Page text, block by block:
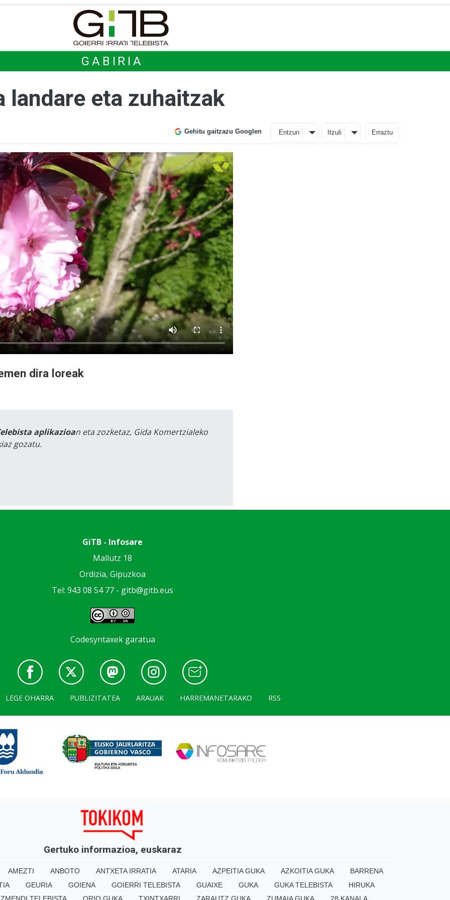
GABIRIA
landare eta zuhaitzak
Gehitu gaitzazu Googlen Entzun Itzuli Erraztu
dira loreak
aplikazioan eta zozketaz, Gida Komertzialeko
gozatu.
GiTB - Infosare
Mallutz 18
Ordizia, Gipuzkoa
Tel: 943 08 54 77 - gitb@gitb.eus
Codesyntaxek garatua
LEGE OHARRA PUBLIZITATEA ARAUAK HARREMANETARAKO RSS
Gertuko informazioa, euskaraz
AMEZTI ANBOTO ANTXETA IRRATIA ATARIA AZPEITIA GUKA AZKOITIA GUKA
BARRENA
GEURIA GOIENA GOIERRI TELEBISTA GUAIXE GUKA GUKA TELEBISTA
HIRUKA